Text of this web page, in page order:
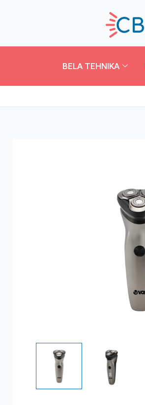
BELA TEHNIKA